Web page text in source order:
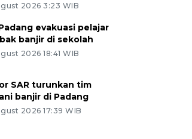
2026 3:23 WIB
evakuasi pelajar
banjir di sekolah
2026 18:41 WIB
SAR turunkan tim
banjir di Padang
2026 17:39 WIB